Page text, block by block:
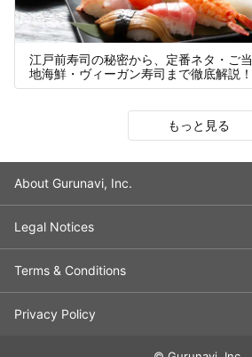
江戸前寿司の秘密から、定番ネタ・ご当
地海鮮・ヴィーガン寿司まで徹底解説！
もっと見る
About Gurunavi, Inc.
Legal Notices
Terms & Conditions
Privacy Policy